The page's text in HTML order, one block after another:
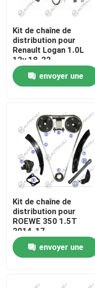
À la maison
Produits
Vidéos
Visite de l'usine
Contrôle de la qualité
Nous contacter
Nouvelles
Demandez un devis
Kit à chaînes de
Kit de chaîne de
distribution pour
Renault Logan 1.0L
12v 18-22
envoyer une
Kit de chaîne de
distribution pour
ROEWE 350 1.5T
2014-17
envoyer une